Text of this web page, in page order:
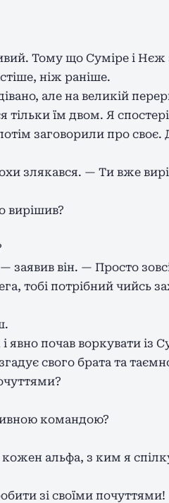
Тому що Суміре і Нєж
ніж раніше.
але на великій
їм двом. Я
заговорили про своє.
злякався. — Ти вже
вирішив?
він. — Просто
тобі потрібний чийсь
явно почав воркувати із
свого брата та
командою?
альфа, з ким я
зі своїми почуттями!